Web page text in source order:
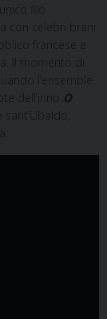
filo
con celebri brani
francese e
Il momento di
l’ensemble
dell’inno
O